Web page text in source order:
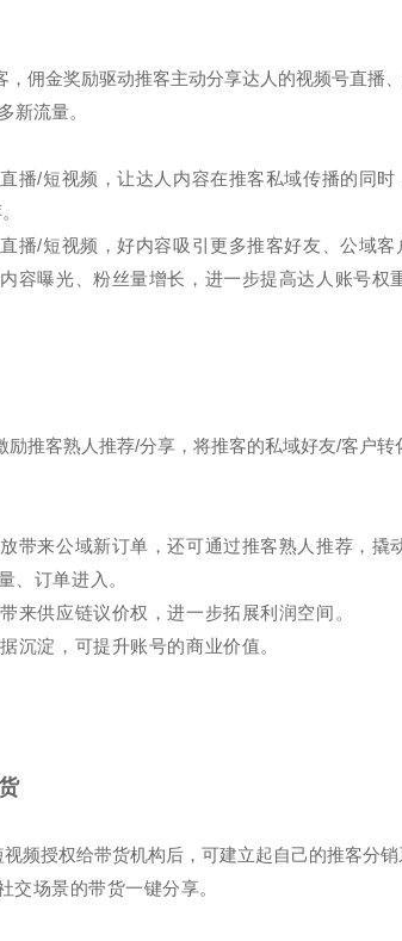
佣金奖励驱动推客主动分享达人的视频号直播、
新流量。
播/短视频，让达人内容在推客私域传播的同
播/短视频，好内容吸引更多推客好友、公域客
容曝光、粉丝量增长，进一步提高达人账号权
推客熟人推荐/分享，将推客的私域好友/客户
带来公域新订单，还可通过推客熟人推荐，撬
、订单进入。
来供应链议价权，进一步拓展利润空间。
沉淀，可提升账号的商业价值。
频授权给带货机构后，可建立起自己的推客分销
交场景的带货一键分享。